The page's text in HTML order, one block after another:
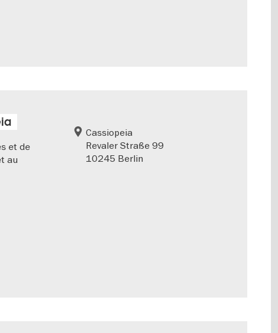
et de
au
Cassiopeia
Revaler Straße 99
10245 Berlin